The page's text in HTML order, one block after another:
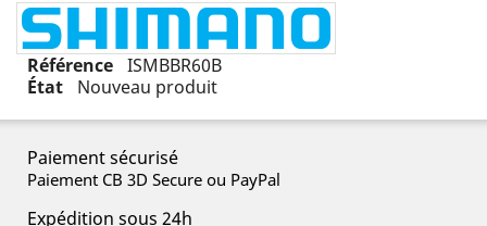
Référence ISMBBR60B
État
Nouveau produit
Paiement sécurisé
Paiement CB 3D Secure ou PayPal
Expédition sous 24h